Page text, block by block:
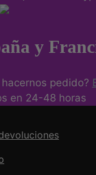
y
pedido?
en 24-48 horas